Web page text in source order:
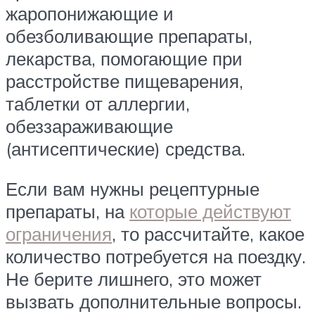
жаропонижающие и
обезболивающие препараты,
лекарства, помогающие при
расстройстве пищеварения,
таблетки от аллергии,
обеззараживающие
(антисептические) средства.
Если вам нужны рецептурные
препараты, на которые действуют
ограничения, то рассчитайте, какое
количество потребуется на поездку.
Не берите лишнего, это может
вызвать дополнительные вопросы.